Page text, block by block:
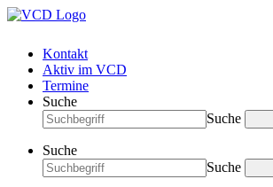
Kontakt
Aktiv im VCD
Termine
Suche
Suche
Suche
Suche